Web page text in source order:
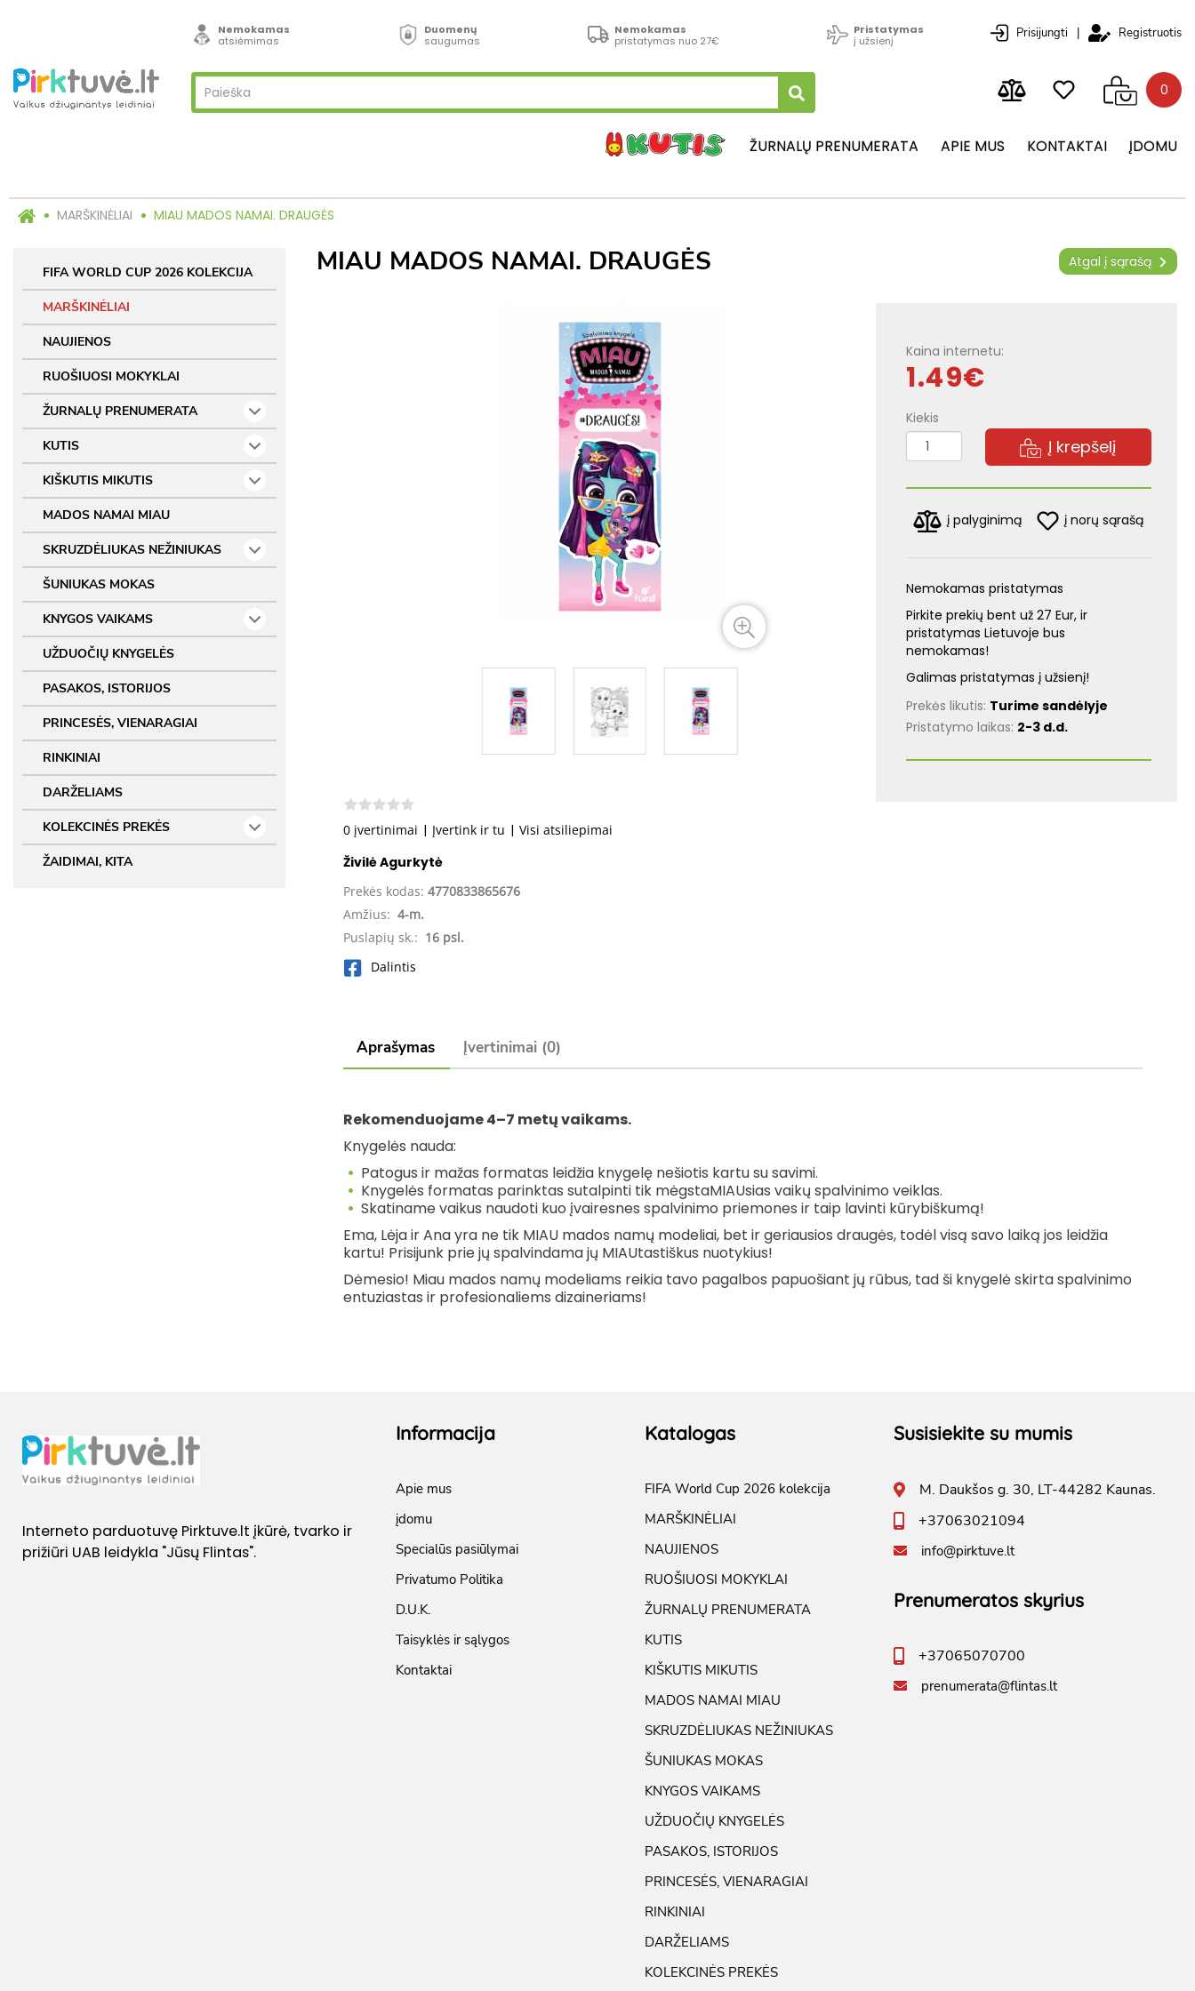
Nemokamas
atsiėmimas
Duomenų
saugumas
Nemokamas
pristatymas nuo 27€
Pristatymas
į užsienį
Prisijungti | Registruotis
0
ŽURNALŲ PRENUMERATA APIE MUS KONTAKTAI ĮDOMU
MARŠKINĖLIAI MIAU MADOS NAMAI. DRAUGĖS
FIFA WORLD CUP 2026 KOLEKCIJA
MARŠKINĖLIAI
NAUJIENOS
RUOŠIUOSI MOKYKLAI
ŽURNALŲ PRENUMERATA
KUTIS
KIŠKUTIS MIKUTIS
MADOS NAMAI MIAU
SKRUZDĖLIUKAS NEŽINIUKAS
ŠUNIUKAS MOKAS
KNYGOS VAIKAMS
UŽDUOČIŲ KNYGELĖS
PASAKOS, ISTORIJOS
PRINCESĖS, VIENARAGIAI
RINKINIAI
DARŽELIAMS
KOLEKCINĖS PREKĖS
ŽAIDIMAI, KITA
MIAU MADOS NAMAI. DRAUGĖS Atgal į sąrašą
0 įvertinimai | Įvertink ir tu | Visi atsiliepimai
Živilė Agurkytė
Prekės kodas: 4770833865676
Amžius: 4-m.
Puslapių sk.: 16 psl.
Dalintis
Aprašymas Įvertinimai (0)
Rekomenduojame4–7 metų vaikams.
Knygelės nauda:
Patogus ir mažas formatas leidžia knygelę nešiotis kartu su savimi.
Knygelės formatas parinktas sutalpinti tik mėgstaMIAUsias vaikų spalvinimo veiklas.
Skatiname vaikus naudoti kuo įvairesnes spalvinimo priemones ir taip lavinti kūrybiškumą!
Ema, Lėja ir Ana yra ne tik MIAU mados namų modeliai, bet ir geriausios draugės, todėl visą savo laiką jos leidžia
kartu! Prisijunk prie jų spalvindama jų MIAUtastiškus nuotykius!
Dėmesio! Miau mados namų modeliams reikia tavo pagalbos papuošiant jų rūbus, tad ši knygelė skirta spalvinimo
entuziastas ir profesionaliems dizaineriams!
Kaina internetu:
1.49€
Kiekis
Į krepšelį
į palyginimą į norų sąrašą
Nemokamas pristatymas
Pirkite prekių bent už 27 Eur, ir
pristatymas Lietuvoje bus
nemokamas!
Galimas pristatymas į užsienį!
Prekės likutis: Turime sandėlyje
Pristatymo laikas: 2-3 d.d.
Interneto parduotuvę Pirktuve.lt įkūrė, tvarko ir
prižiūri UAB leidykla "Jūsų Flintas".
Informacija
Apie mus
įdomu
Specialūs pasiūlymai
Privatumo Politika
D.U.K.
Taisyklės ir sąlygos
Kontaktai
Katalogas
FIFA World Cup 2026 kolekcija
MARŠKINĖLIAI
NAUJIENOS
RUOŠIUOSI MOKYKLAI
ŽURNALŲ PRENUMERATA
KUTIS
KIŠKUTIS MIKUTIS
MADOS NAMAI MIAU
SKRUZDĖLIUKAS NEŽINIUKAS
ŠUNIUKAS MOKAS
KNYGOS VAIKAMS
UŽDUOČIŲ KNYGELĖS
PASAKOS, ISTORIJOS
PRINCESĖS, VIENARAGIAI
RINKINIAI
DARŽELIAMS
KOLEKCINĖS PREKĖS
Susisiekite su mumis
M. Daukšos g. 30, LT-44282 Kaunas.
+37063021094
info@pirktuve.lt
Prenumeratos skyrius
+37065070700
prenumerata@flintas.lt